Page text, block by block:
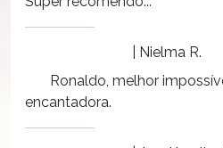
| Nielma R.
Ronaldo, melhor
encantadora.